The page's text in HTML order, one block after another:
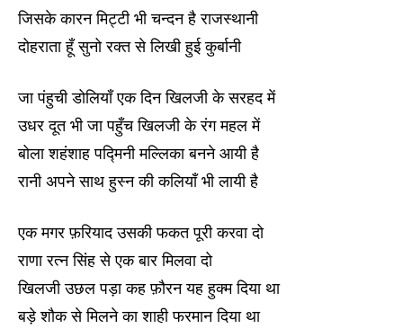
जिसके कारन मिट्टी भी चन्दन है राजस्थानी
दोहराता हूँ सुनो रक्त से लिखी हुई कुर्बानी
जा पंहुची डोलियाँ एक दिन खिलजी के सरहद में
उधर दूत भी जा पहुँच खिलजी के रंग महल में
बोला शहंशाह पद्मिनी मल्लिका बनने आयी है
रानी अपने साथ हुस्न की कलियाँ भी लायी है
एक मगर फ़रियाद उसकी फकत पूरी करवा दो
राणा रत्न सिंह से एक बार मिलवा दो
खिलजी उछल पड़ा कह फ़ौरन यह हुक्म दिया था
बड़े शौक से मिलने का शाही फरमान दिया था